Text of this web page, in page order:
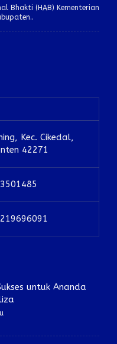
Bhakti (HAB) Kementerian
Kec. Cikedal,
42271
untuk Ananda